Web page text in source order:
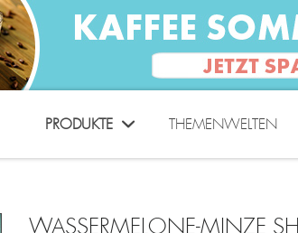
PRODUKTE THEMENWELTEN
WASSERMELONE-MINZE